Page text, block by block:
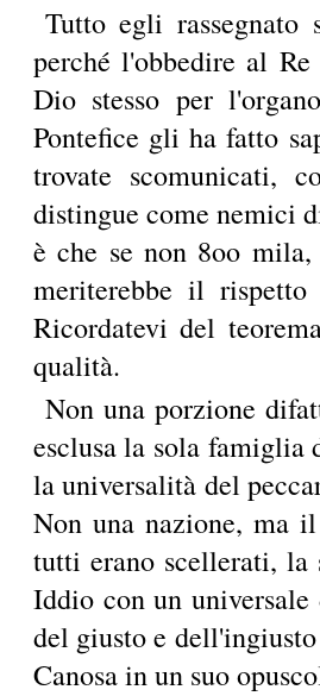
Tutto egli
perché l'obbedire al
Dio stesso per
Pontefice gli ha fatto
trovate scomunicati,
distingue come nemici
è che se non 8oo
meriterebbe il
Ricordatevi del
qualità.
Non una porzione
esclusa la sola famiglia
la universalità del
Non una nazione, ma
tutti erano scellerati, la
Iddio con un
del giusto e
Canosa in un suo